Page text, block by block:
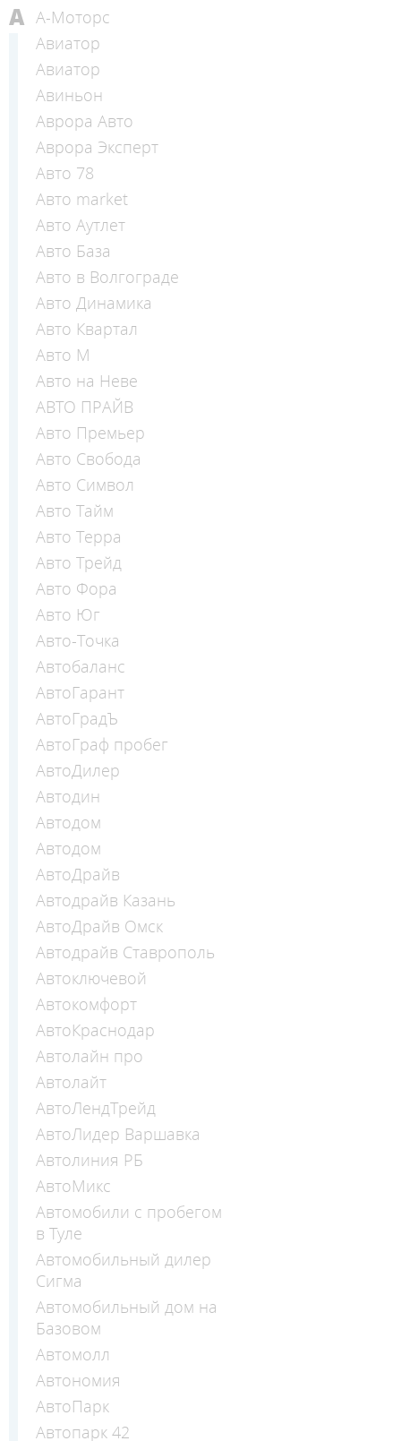
А А-Моторс
Авиатор
Авиатор
Авиньон
Аврора Авто
Аврора Эксперт
Авто 78
Авто market
Авто Аутлет
Авто База
Авто в Волгограде
Авто Динамика
Авто Квартал
Авто М
Авто на Неве
АВТО ПРАЙВ
Авто Премьер
Авто Свобода
Авто Символ
Авто Тайм
Авто Терра
Авто Трейд
Авто Фора
Авто Юг
Авто-Точка
Автобаланс
АвтоГарант
АвтоГрадЪ
АвтоГраф пробег
АвтоДилер
Автодин
Автодом
Автодом
АвтоДрайв
Автодрайв Казань
АвтоДрайв Омск
Автодрайв Ставрополь
Автоключевой
Автокомфорт
АвтоКраснодар
Автолайн про
Автолайт
АвтоЛендТрейд
АвтоЛидер Варшавка
Автолиния РБ
АвтоМикс
Автомобили с пробегом
в Туле
Автомобильный дилер
Сигма
Автомобильный дом на
Базовом
Автомолл
Автономия
АвтоПарк
Автопарк 42